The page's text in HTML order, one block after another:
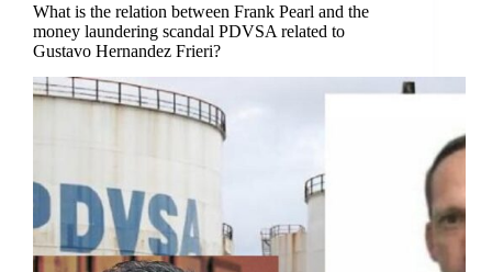
What is the relation between Frank Pearl and the
money laundering scandal PDVSA related to
Gustavo Hernandez Frieri?